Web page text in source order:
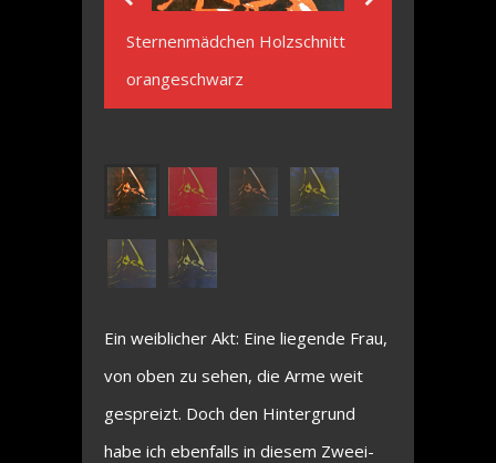
Sternenmädchen Holzschnitt
orangeschwarz
Ein weiblicher Akt: Eine liegende Frau,
von oben zu sehen, die Arme weit
gespreizt. Doch den Hintergrund
habe ich ebenfalls in diesem Zweei-